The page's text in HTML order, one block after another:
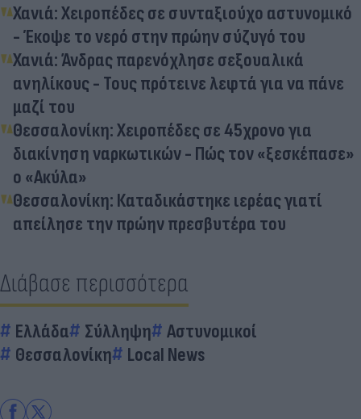
Χανιά: Χειροπέδες σε συνταξιούχο αστυνομικό
- Έκοψε το νερό στην πρώην σύζυγό του
Χανιά: Άνδρας παρενόχλησε σεξουαλικά
ανηλίκους - Τους πρότεινε λεφτά για να πάνε
μαζί του
Θεσσαλονίκη: Χειροπέδες σε 45χρονο για
διακίνηση ναρκωτικών - Πώς τον «ξεσκέπασε»
ο «Ακύλα»
Θεσσαλονίκη: Καταδικάστηκε ιερέας γιατί
απείλησε την πρώην πρεσβυτέρα του
Διάβασε περισσότερα
Ελλάδα Σύλληψη
Αστυνομικοί
Θεσσαλονίκη
Local News